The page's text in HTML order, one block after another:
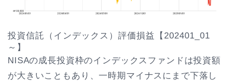
投資信託（インデックス）評価損益【202401_01
～】
NISAの成長投資枠のインデックスファンドは投資額
が大きいこともあり、一時期マイナスにまで下落し